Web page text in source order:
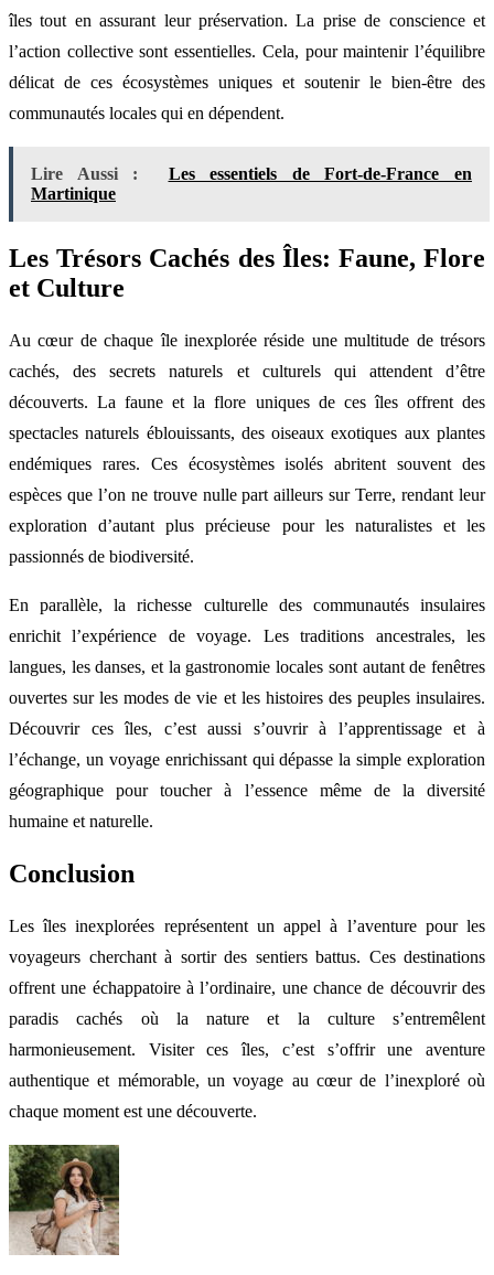
îles tout en assurant leur préservation. La prise de conscience et
l’action collective sont essentielles. Cela, pour maintenir l’équilibre
délicat de ces écosystèmes uniques et soutenir le bien-être des
communautés locales qui en dépendent.
Lire Aussi :
Les essentiels de Fort-de-France en
Martinique
Les Trésors Cachés des Îles: Faune, Flore
et Culture
Au cœur de chaque île inexplorée réside une multitude de trésors
cachés, des secrets naturels et culturels qui attendent d’être
découverts. La faune et la flore uniques de ces îles offrent des
spectacles naturels éblouissants, des oiseaux exotiques aux plantes
endémiques rares. Ces écosystèmes isolés abritent souvent des
espèces que l’on ne trouve nulle part ailleurs sur Terre, rendant leur
exploration d’autant plus précieuse pour les naturalistes et les
passionnés de biodiversité.
En parallèle, la richesse culturelle des communautés insulaires
enrichit l’expérience de voyage. Les traditions ancestrales, les
langues, les danses, et la gastronomie locales sont autant de fenêtres
ouvertes sur les modes de vie et les histoires des peuples insulaires.
Découvrir ces îles, c’est aussi s’ouvrir à l’apprentissage et à
l’échange, un voyage enrichissant qui dépasse la simple exploration
géographique pour toucher à l’essence même de la diversité
humaine et naturelle.
Conclusion
Les îles inexplorées représentent un appel à l’aventure pour les
voyageurs cherchant à sortir des sentiers battus. Ces destinations
offrent une échappatoire à l’ordinaire, une chance de découvrir des
paradis cachés où la nature et la culture s’entremêlent
harmonieusement. Visiter ces îles, c’est s’offrir une aventure
authentique et mémorable, un voyage au cœur de l’inexploré où
chaque moment est une découverte.